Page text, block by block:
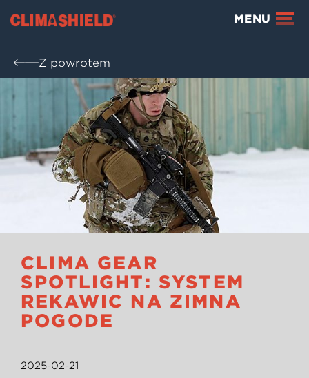
Climashield® MENU
Z powrotem
CLIMA GEAR
SPOTLIGHT: SYSTEM
RĘKAWIC NA ZIMNĄ
POGODĘ
2025-02-21